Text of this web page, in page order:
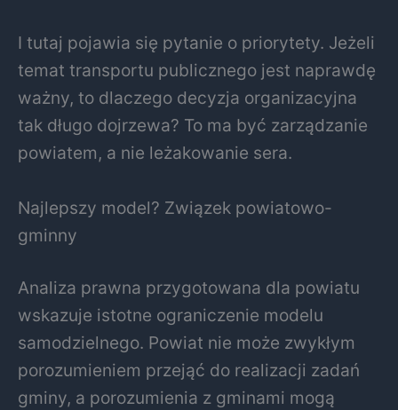
I tutaj pojawia się pytanie o priorytety. Jeżeli
temat transportu publicznego jest naprawdę
ważny, to dlaczego decyzja organizacyjna
tak długo dojrzewa? To ma być zarządzanie
powiatem, a nie leżakowanie sera.
Najlepszy model? Związek powiatowo-
gminny
Analiza prawna przygotowana dla powiatu
wskazuje istotne ograniczenie modelu
samodzielnego. Powiat nie może zwykłym
porozumieniem przejąć do realizacji zadań
gminy, a porozumienia z gminami mogą